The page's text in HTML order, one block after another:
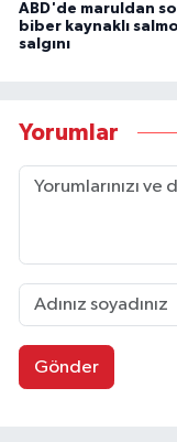
ABD'de maruldan
biber kaynaklı
salgını
Yorumlar
Gönder